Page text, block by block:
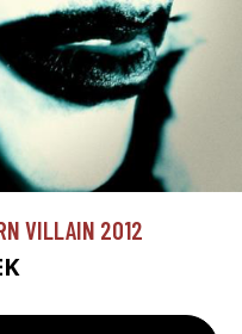
VILLAIN 2012